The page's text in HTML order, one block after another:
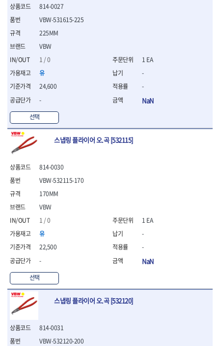
- 임팩XZN비트소켓
- 일자비트소켓
- XZN비트
- 임팩XZN비트
- 사각비트
- 토크드라이버
- 포지비트소켓
- 뻰치
- 편구스패너
- 플라이어
- 스냅링플라이어
- 그룹조인트플라이어
- 케이블커터
- 바이스플라이어
- 옵셋렌치
- 공구함세트
- 콤비네이션렌치
- 라쳇콤비네이션렌치
- 라쳇옵셋렌치
- 콤비네이션렌치세트
- 플레어너트렌치
- 양구스패너세트
- 라쳇콤비네이션렌치세
814-0027
VBW
1 / 0
유
24,600
-
선택
VBW-531615-225
225MM
1 EA
-
-
NaN
스냅링 플라이어 오.곡 [532115]
814-0030
VBW
1 / 0
유
22,500
-
선택
VBW-532115-170
170MM
1 EA
-
-
NaN
스냅링 플라이어 오.곡 [532120]
814-0031
VBW-532120-200